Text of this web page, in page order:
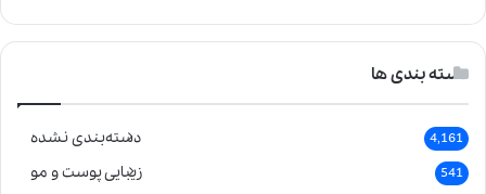
دسته بندی ها
دسته‌بندی نشده 4,161
زیبایی پوست و مو 541